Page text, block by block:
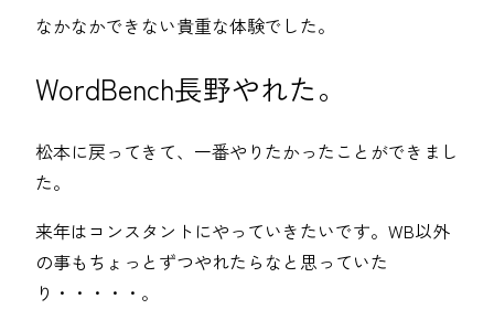
なかなかできない貴重な体験でした。
WordBench長野やれた。
松本に戻ってきて、一番やりたかったことができまし
た。
来年はコンスタントにやっていきたいです。WB以外
の事もちょっとずつやれたらなと思っていた
り・・・・・。